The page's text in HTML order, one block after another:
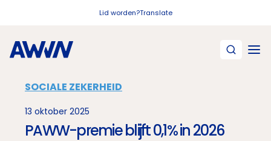
Lid worden?Translate
SOCIALE ZEKERHEID
13 oktober 2025
PAWW-premie blijft 0,1% in 2026